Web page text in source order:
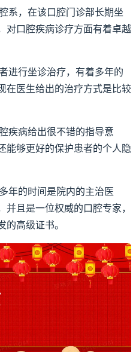
系，在该口腔门诊部长期坐
对口腔疾病诊疗方面有着卓越
进行坐诊治疗，有着多年的
在医生给出的治疗方式是比较
疾病给出很不错的指导意
能够更好的保护患者的个人隐
年的时间是院内的主治医
且是一位权威的口腔专家，
的高级证书。